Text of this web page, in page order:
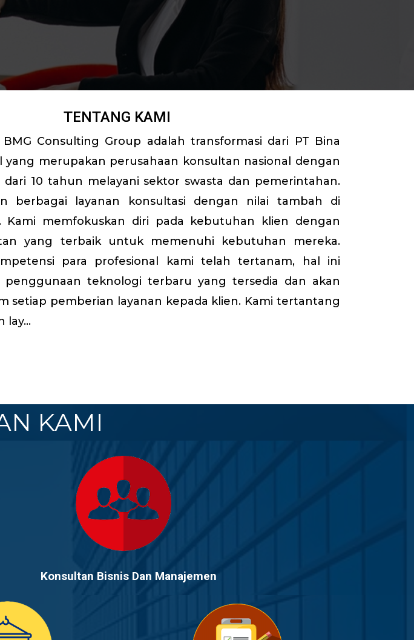
TENTANG KAMI
Consulting Group adalah transformasi dari PT Bina
yang merupakan perusahaan konsultan nasional dengan
10 tahun melayani sektor swasta dan pemerintahan.
berbagai layanan konsultasi dengan nilai tambah di
Kami memfokuskan diri pada kebutuhan klien dengan
yang terbaik untuk memenuhi kebutuhan mereka.
para profesional kami telah tertanam, hal ini
penggunaan teknologi terbaru yang tersedia dan akan
setiap pemberian layanan kepada klien. Kami tertantang
lay…
KAMI
Konsultan Bisnis Dan Manajemen